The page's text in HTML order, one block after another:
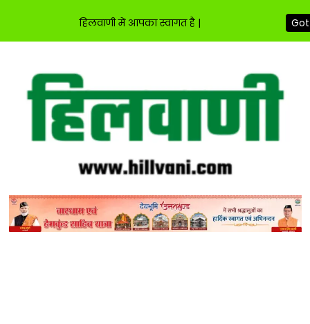
content
हिलवाणी में आपका स्वागत है |